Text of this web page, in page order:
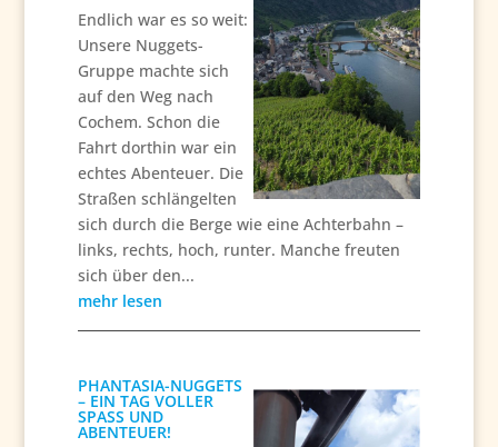
Endlich war es so weit:
Unsere Nuggets-
Gruppe machte sich
auf den Weg nach
Cochem. Schon die
Fahrt dorthin war ein
echtes Abenteuer. Die
Straßen schlängelten
sich durch die Berge wie eine Achterbahn –
links, rechts, hoch, runter. Manche freuten
sich über den...
mehr lesen
PHANTASIA-NUGGETS
– EIN TAG VOLLER
SPASS UND A
BENTEUER!